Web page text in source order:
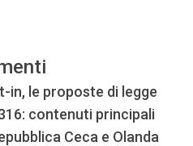
in, le proposte di legge
contenuti principali
Ceca e Olanda